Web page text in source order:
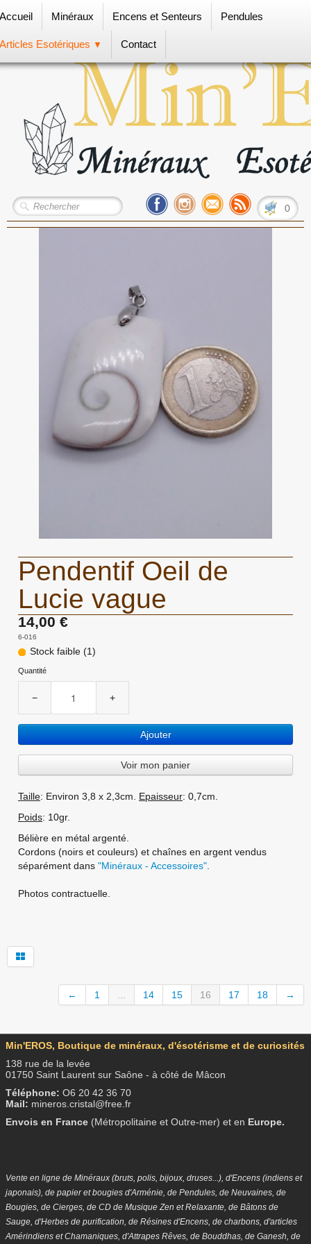
Accueil Minéraux Encens et Senteurs Pendules
Articles Esotériques ▼ Contact
0
Pendentif Oeil de
Lucie vague
14,00 €
6-016
Stock faible (1)
Quantité
− +
Ajouter
Voir mon panier
Taille: Environ 3,8 x 2,3cm. Epaisseur: 0,7cm.
Poids: 10gr.
Bélière en métal argenté.
Cordons (noirs et couleurs) et chaînes en argent vendus
séparément dans "Minéraux - Accessoires"
Photos contractuelle.
← 1 14 15 16 17 18 →
Min'EROS, Boutique de minéraux, d'ésotérisme et de curiosités
138 rue de la levée
01750 Saint Laurent sur Saône - à côté de Mâcon
Téléphone: O6 20 42 36 70
Mail: mineros.cristal@free.fr
Envois en France (Métropolitaine et Outre-mer) et en Europe.
Vente en ligne de Minéraux (bruts, polis, bijoux, druses...), d'Encens (indiens et
japonais), de papier et bougies d'Arménie, de Pendules, de Neuvaines, de
Bougies, de Cierges, de CD de Musique Zen et Relaxante, de Bâtons de
Sauge, d'Herbes de purification, de Résines d'Encens, de charbons, d'articles
Amérindiens et Chamaniques, d'Attrapes Rêves, de Bouddhas, de Ganesh, de